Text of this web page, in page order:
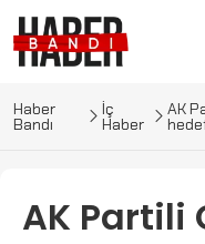
Haber
Bandı
İç
Haber
AK
AK Partili